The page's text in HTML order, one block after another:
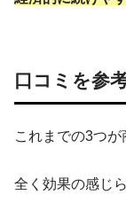
口コミを参
これまでの3つが
全く効果の感じ